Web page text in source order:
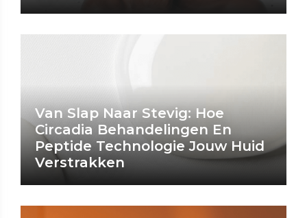
Van Slap Naar Stevig: Hoe
Circadia Behandelingen En
Peptide Technologie Jouw Huid
Verstrakken